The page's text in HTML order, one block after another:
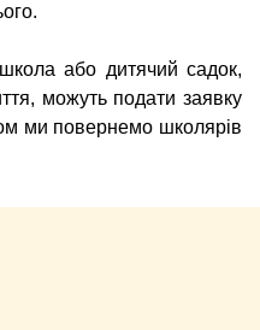
або дитячий садок,
можуть подати заявку
ми повернемо школярів